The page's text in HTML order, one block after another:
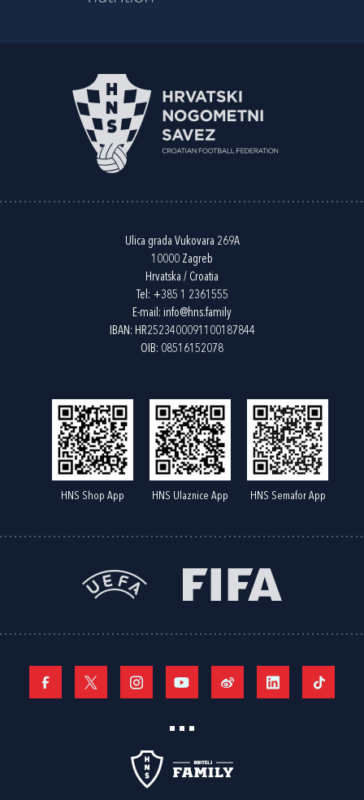
Ulica grada Vukovara 269A
10000 Zagreb
Hrvatska / Croatia
Tel: +385 1 2361555
E-mail: info@hns.family
IBAN: HR2523400091100187844
OIB: 08516152078
HNS Shop App HNS Ulaznice App HNS Semafor App